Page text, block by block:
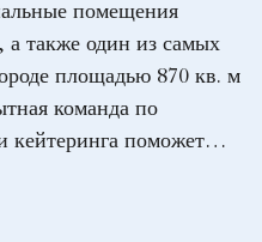
помещения
также один из самых
площадью 870 кв. м
команда по
кейтеринга поможет